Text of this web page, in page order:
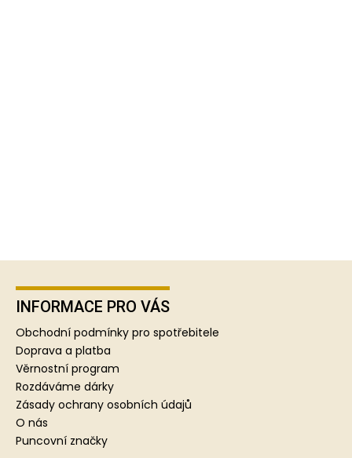
Z
INFORMACE PRO VÁS
Obchodní podmínky pro spotřebitele
Doprava a platba
Věrnostní program
Rozdáváme dárky
Zásady ochrany osobních údajů
O nás
Puncovní značky